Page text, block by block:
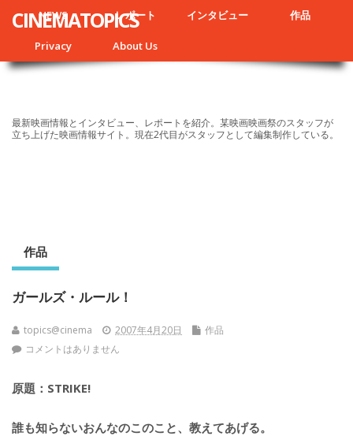
NEWS レポート インタビュー 作品
Privacy About Us
CINEMATOPICS
最新映画情報とインタビュー、レポートを紹介。某映画映画祭のスタッフが
立ち上げた映画情報サイト。現在2代目がスタッフとして編集制作している。
作品
ガールズ・ルール！
topics@cinema 2007年4月20日
作品
コメントはありません
原題：STRIKE!
誰も知らないおんなのこのこと、教えてあげる。